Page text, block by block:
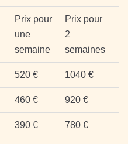
Prix pour
une
semaine
Prix pour
2
semaines
520 € 1040 €
460 € 920 €
390 € 780 €